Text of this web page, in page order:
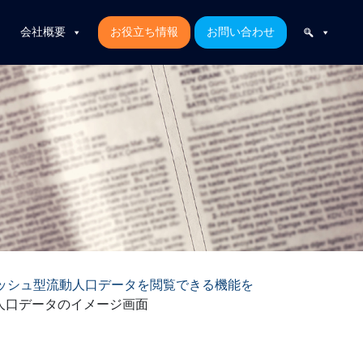
会社概要 お役立ち情報 お問い合わせ
シュ型流動人口データを閲覧できる機能を
口データのイメージ画面